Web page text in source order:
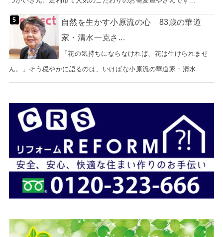
自然を生かす小原流の心 83歳の華道
家・清水一克さ...
「花の気持ちにならなければ、花は生けられませ
ん。」そう穏やかに語るのは、いけばな小原流の華道家・清水...